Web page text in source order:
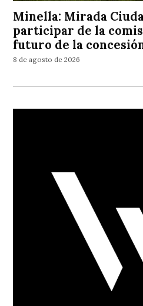
Minella: Mirada
participar de la
futuro de la
8 de agosto de 2026